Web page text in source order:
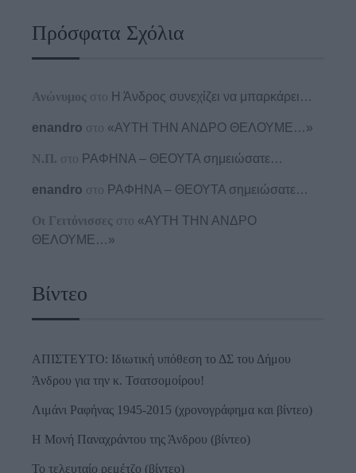
Πρόσφατα Σχόλια
Ανώνυμος στο Η Άνδρος συνεχίζει να μπαρκάρει…
enandro στο «ΑΥΤΗ ΤΗΝ ΑΝΔΡΟ ΘΕΛΟΥΜΕ…»
Ν.Π. στο ΡΑΦΗΝΑ – ΘΕΟΥΤΑ σημειώσατε…
enandro στο ΡΑΦΗΝΑ – ΘΕΟΥΤΑ σημειώσατε…
Οι Γειτόνισσες στο «ΑΥΤΗ ΤΗΝ ΑΝΔΡΟ
ΘΕΛΟΥΜΕ…»
Βίντεο
ΑΠΙΣΤΕΥΤΟ: Ιδιωτική υπόθεση το ΔΣ του Δήμου
Άνδρου για την κ. Τσατσομοίρου!
Λιμάνι Ραφήνας 1945-2015 (χρονογράφημα και βίντεο)
Η Μονή Παναχράντου της Άνδρου (βίντεο)
Το τελευταίο ρεμέτζο (βίντεο)